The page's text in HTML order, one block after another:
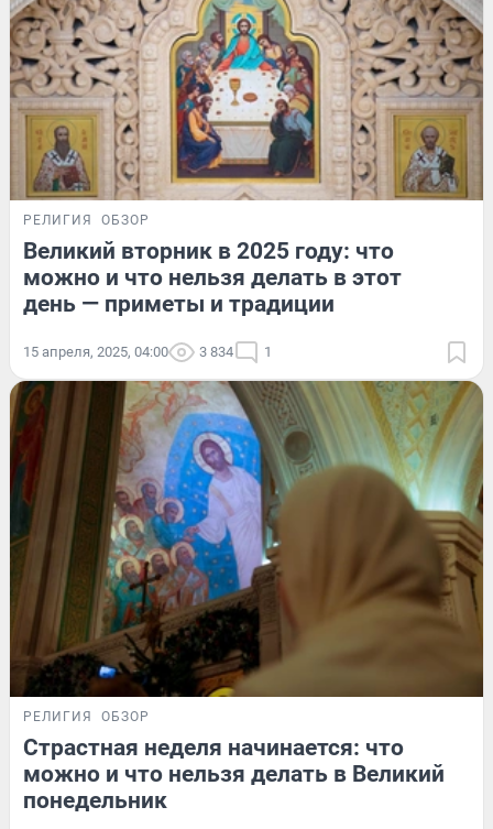
РЕЛИГИЯ ОБЗОР
Великий вторник в 2025 году: что
можно и что нельзя делать в этот
день — приметы и традиции
15 апреля, 2025, 04:00 3 834 1
РЕЛИГИЯ ОБЗОР
Страстная неделя начинается: что
можно и что нельзя делать в Великий
понедельник